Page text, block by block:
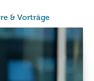
& Vorträge